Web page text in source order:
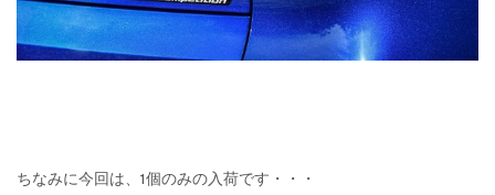
ちなみに今回は、1個のみの入荷です・・・